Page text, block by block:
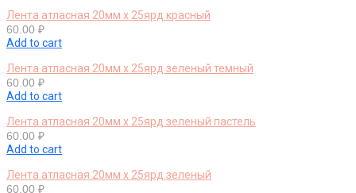
Лента атласная 20мм х 25ярд красный
60.00 ₽
Add to cart
Лента атласная 20мм х 25ярд зеленый темный
60.00 ₽
Add to cart
Лента атласная 20мм х 25ярд зеленый пастель
60.00 ₽
Add to cart
Лента атласная 20мм х 25ярд зеленый
60.00 ₽